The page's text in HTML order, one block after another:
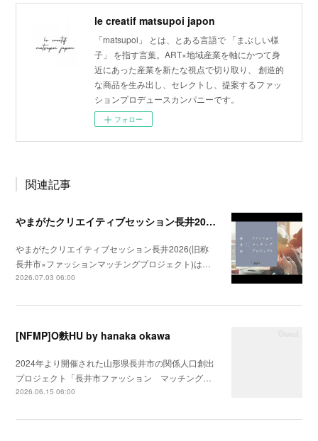
le creatif matsupoi japon
「matsupoi」 とは、とある言語で 「まぶしい様
子」 を指す言葉。​ ART×地域産業を軸にかつて身
近にあった産業を新たな視点で切り取り、 創造的
な商品を生み出し、セレクトし、提案するファッ
ションプロデュースカンパニーです。
フォロー
関連記事
やまがたクリエイティブセッション長井2026(旧称長井市×ファッションマッチングプロジェクト)開催のご案内
やまがたクリエイティブセッション長井2026(旧称
長井市×ファッションマッチングプロジェクト)は…
2026.07.03 06:00
[NFMP]O麩HU by hanaka okawa
2024年より開催された山形県長井市の関係人口創出
プロジェクト「長井市ファッション マッチング…
2026.06.15 06:00